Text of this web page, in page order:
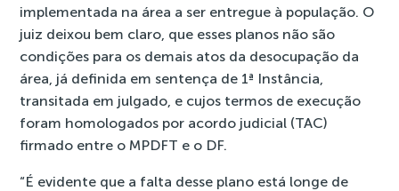
implementada na área a ser entregue à população. O
juiz deixou bem claro, que esses planos não são
condições para os demais atos da desocupação da
área, já definida em sentença de 1ª Instância,
transitada em julgado, e cujos termos de execução
foram homologados por acordo judicial (TAC)
firmado entre o MPDFT e o DF.
“É evidente que a falta desse plano está longe de